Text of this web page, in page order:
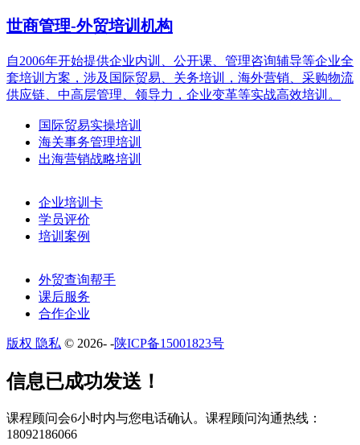
世商管理-外贸培训机构
自2006年开始提供企业内训、公开课、管理咨询辅导等企业全
套培训方案，涉及国际贸易、关务培训，海外营销、采购物流
供应链、中高层管理、领导力，企业变革等实战高效培训。
国际贸易实操培训
海关事务管理培训
出海营销战略培训
企业培训卡
学员评价
培训案例
外贸查询帮手
课后服务
合作企业
版权 隐私 © 2026- -陕ICP备15001823号
​​信息已成功发送！
课程顾问会6小时内与您电话确认。​课程顾问沟通热线：
18092186066